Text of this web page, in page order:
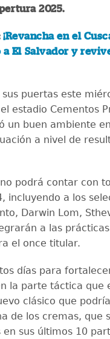
2025.
¡Revancha en el
El Salvador y
puertas este
estadio Cementos
un buen ambiente
a nivel de
podrá contar con
incluyendo a los
Darwin Lom,
a las
el once titular.
días para
la parte táctica que
clásico que
de los cremas, que
sus últimos 10